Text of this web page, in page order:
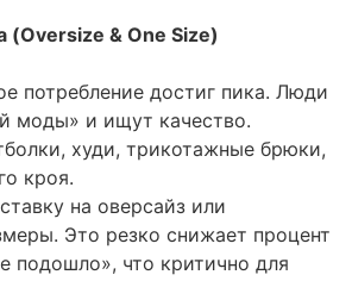
(Oversize & One Size)
потребление достиг пика. Люди
моды» и ищут качество.
худи, трикотажные брюки,
кроя.
на оверсайз или
Это резко снижает процент
подошло», что критично для